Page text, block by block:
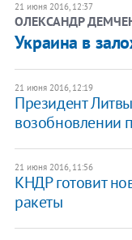
21 июня 2016, 12:37
ОЛЕКСАНДР
Украина в
21 июня 2016, 12:19
Президент
возобновлении
21 июня 2016, 11:56
КНДР готовит
ракеты